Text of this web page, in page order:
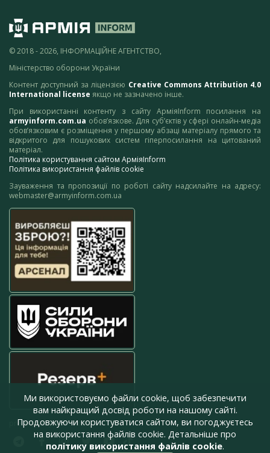
© 2018 - 2026, ІНФОРМАЦІЙНЕ АГЕНТСТВО,
Міністерство оборони України
Контент доступний за ліцензією Creative Commons Attribution 4.0
International license якщо не зазначено інше.
При використанні контенту з сайту АрміяInform посилання на
armyinform.com.ua обов’язкове. Для суб’єктів у сфері онлайн-медіа
обов’язковим є розміщення у першому абзаці матеріалу прямого та
відкритого для пошукових систем гіперпосилання на цитований
матеріал.
Політика користування сайтом АрміяInform
Політика використання файлів cookie
Зауваження та пропозиції по роботі сайту надсилайте на адресу:
webmaster@armyinform.com.ua
press@armyinform.com.ua
Ми використовуємо файли cookie, щоб забезпечити
вам найкращий досвід роботи на нашому сайті.
Продовжуючи користуватися сайтом, ви погоджуєтесь
на використання файлів cookie. Детальніше про
політику використання файлів cookie.